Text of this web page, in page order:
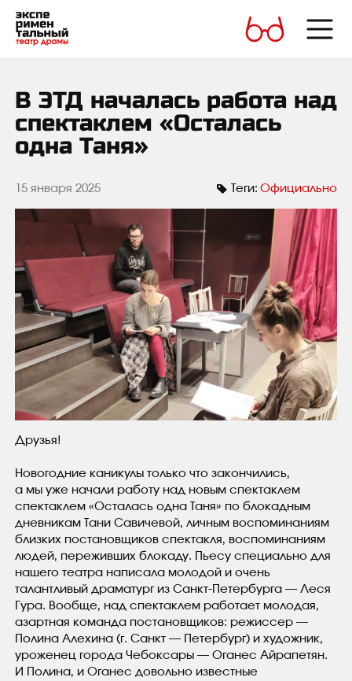
В ЭТД началась работа над
спектаклем «Осталась
одна Таня»
15 января 2025 Теги: Официально
Друзья!
Новогодние каникулы только что закончились,
а мы уже начали работу над новым спектаклем
спектаклем «Осталась одна Таня» по блокадным
дневникам Тани Савичевой, личным воспоминаниям
близких постановщиков спектакля, воспоминаниям
людей, переживших блокаду. Пьесу специально для
нашего театра написала молодой и очень
талантливый драматург из Санкт-Петербурга — Леся
Гура. Вообще, над спектаклем работает молодая,
азартная команда постановщиков: режиссер —
Полина Алехина (г. Санкт — Петербург) и художник,
уроженец города Чебоксары — Оганес Айрапетян.
И Полина, и Оганес довольно известные